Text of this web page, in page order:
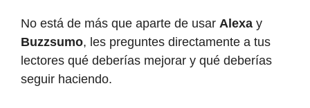
No está de más que aparte de usar Alexa y
Buzzsumo, les preguntes directamente a tus
lectores qué deberías mejorar y qué deberías
seguir haciendo.